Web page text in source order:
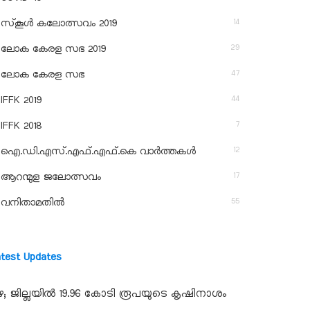
സ്‌കൂള്‍ കലോത്സവം 2019 14
ലോക കേരള സഭ 2019 29
ലോക കേരള സഭ 47
IFFK 2019 44
IFFK 2018 7
ഐ.ഡി.എസ്.എഫ്.എഫ്.കെ വാർത്തകൾ 12
ആറന്മുള ജലോത്സവം 17
വനിതാമതിൽ 55
Updates
ജില്ലയില്‍ 19.96 കോടി രൂപയുടെ കൃഷിനാശം